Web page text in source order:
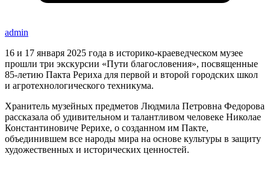
admin
16 и 17 января 2025 года в историко-краеведческом музее
прошли три экскурсии «Пути благословения», посвященные
85-летию Пакта Рериха для первой и второй городских школ
и агротехнологического техникума.
Хранитель музейных предметов Людмила Петровна Федорова
рассказала об удивительном и талантливом человеке Николае
Константиновиче Рерихе, о созданном им Пакте,
объединившем все народы мира на основе культуры в защиту
художественных и исторических ценностей.